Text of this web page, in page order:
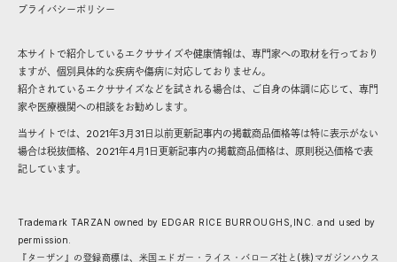
プライバシーポリシー
本サイトで紹介しているエクササイズや健康情報は、専門家への取材を行っており
ますが、個別具体的な疾病や傷病に対応しておりません。
紹介されているエクササイズなどを試される場合は、ご自身の体調に応じて、専門
家や医療機関への相談をお勧めします。
当サイトでは、2021年3月31日以前更新記事内の掲載商品価格等は特に表示がない
場合は税抜価格、2021年4月1日更新記事内の掲載商品価格は、原則税込価格で表
記しています。
Trademark TARZAN owned by EDGAR RICE BURROUGHS,INC. and used by
permission.
『ターザン』の登録商標は、米国エドガー・ライス・バローズ社と(株)マガジンハウス